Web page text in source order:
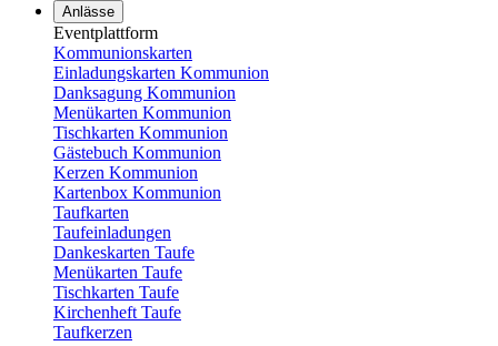
Anlässe
Eventplattform
Kommunionskarten
Einladungskarten Kommunion
Danksagung Kommunion
Menükarten Kommunion
Tischkarten Kommunion
Gästebuch Kommunion
Kerzen Kommunion
Kartenbox Kommunion
Taufkarten
Taufeinladungen
Dankeskarten Taufe
Menükarten Taufe
Tischkarten Taufe
Kirchenheft Taufe
Taufkerzen